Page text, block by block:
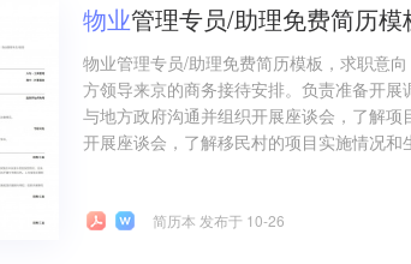
物业管理专员/助理免费简历模
物业管理专员/助理免费简历模板，求职意
方领导来京的商务接待安排。负责准备开
与地方政府沟通并组织开展座谈会，了解
开展座谈会，了解移民村的项目实施情况
简历本 发布于 10-26